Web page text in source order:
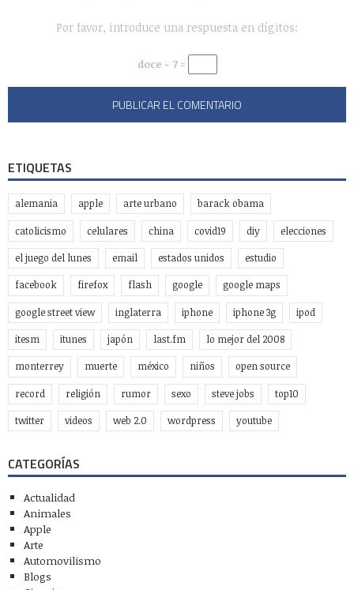
Por favor, introduce una respuesta en dígitos:
doce − 7 =
ETIQUETAS
alemania apple arte urbano barack obama
catolicismo celulares china covid19 diy elecciones
el juego del lunes email estados unidos estudio
facebook firefox flash google google maps
google street view inglaterra iphone iphone 3g ipod
itesm itunes japón last.fm lo mejor del 2008
monterrey muerte méxico niños open source
record religión rumor sexo steve jobs top10
twitter videos web 2.0 wordpress youtube
CATEGORÍAS
Actualidad
Animales
Apple
Arte
Automovilismo
Blogs